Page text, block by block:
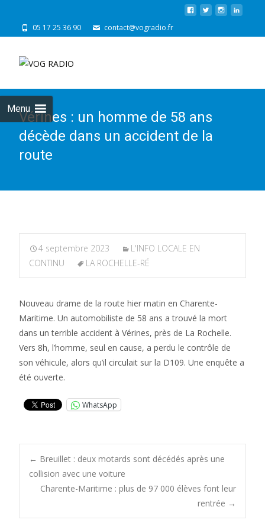
05 17 25 36 90 contact@vogradio.fr
Menu
Vérines : un homme de 58 ans
décède dans un accident de la
route
4 septembre 2023
L'INFO LOCALE EN
CONTINU
LA ROCHELLE-RÉ
Nouveau drame de la route hier matin en Charente-
Maritime. Un automobiliste de 58 ans a trouvé la mort
dans un terrible accident à Vérines, près de La Rochelle.
Vers 8h, l’homme, seul en cause, a perdu le contrôle de
son véhicule, alors qu’il circulait sur la D109. Une enquête a
été ouverte.
WhatsApp
Post
navigation
← Breuillet : deux motards sont décédés après une
collision avec une voiture
Charente-Maritime : plus de 97 000 élèves font leur
rentrée →